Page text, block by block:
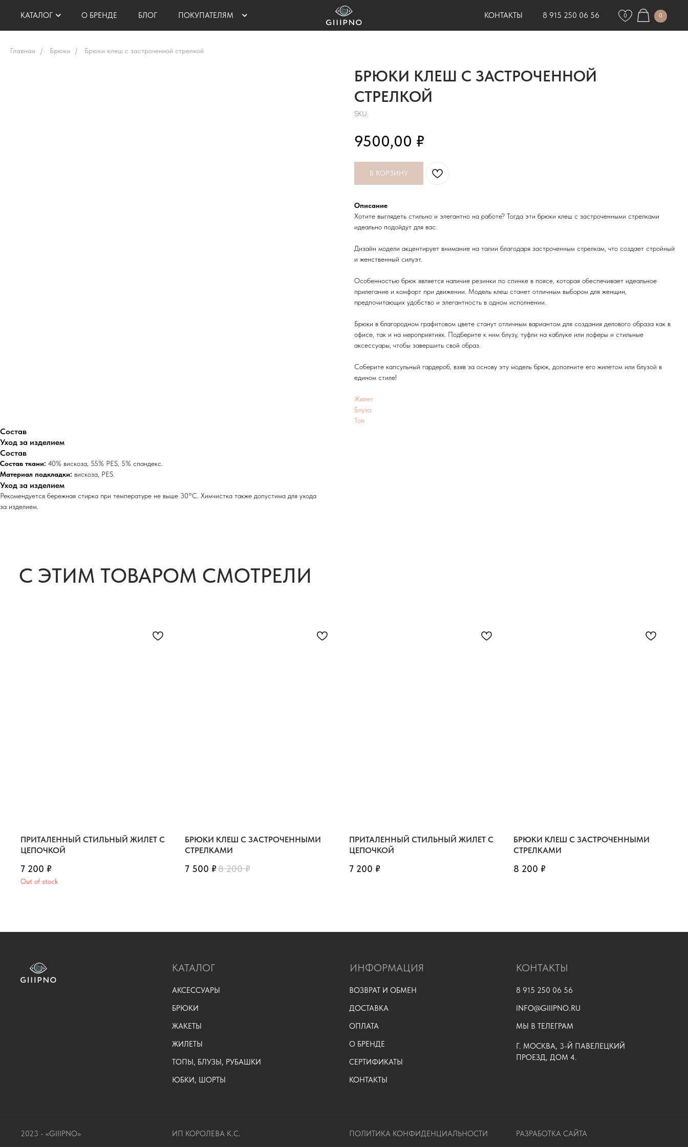
КАТАЛОГ О БРЕНДЕ ПОКУПАТЕЛЯМ 0
8 915 250 06 56
КОНТАКТЫ 0
БЛОГ
Главная / Брюки / Брюки клеш с застроченной стрелкой
АКСЕССУАРЫ
ЖИЛЕТЫДОСТАВКА И ОПЛАТА
БРЮКИ КЛЕШ С ЗАСТРОЧЕННОЙ
СТРЕЛКОЙ
SKU:
9500,00 ₽
В КОРЗИНУ
Описание
Хотите выглядеть стильно и элегантно на работе? Тогда эти брюки клеш с застроченными стрелками
идеально подойдут для вас.
Дизайн модели акцентирует внимание на талии благодаря застроченным стрелкам, что создает стройный
и женственный силуэт.
Особенностью брюк является наличие резинки по спинке в поясе, которая обеспечивает идеальное
прилегание и комфорт при движении. Модель клеш станет отличным выбором для женщин,
предпочитающих удобство и элегантность в одном исполнении.
Брюки в благородном графитовом цвете станут отличным вариантом для создания делового образа как в
офисе, так и на мероприятиях. Подберите к ним блузу, туфли на каблуке или лоферы и стильные
аксессуары, чтобы завершить свой образ.
Соберите капсульный гардероб, взяв за основу эту модель брюк, дополните его жилетом или блузой в
едином стиле!
Жилет
Блуза
Топ
Состав
Уход за изделием
Состав
Состав ткани: 40% вискоза, 55% PES, 5% спандекс.
Материал подкладки: вискоза, PES.
Уход за изделием
Рекомендуется бережная стирка при температуре не выше 30°C. Химчистка также допустима для ухода
за изделием.
С ЭТИМ ТОВАРОМ СМОТРЕЛИ
ПРИТАЛЕННЫЙ СТИЛЬНЫЙ ЖИЛЕТ С
ЦЕПОЧКОЙ
7 200 ₽
Out of stock
БРЮКИ КЛЕШ С ЗАСТРОЧЕННЫМИ
СТРЕЛКАМИ
7 500 ₽8 200 ₽
ПРИТАЛЕННЫЙ СТИЛЬНЫЙ ЖИЛЕТ С
ЦЕПОЧКОЙ
7 200 ₽
БРЮКИ КЛЕШ С ЗАСТРОЧЕННЫМИ
СТРЕЛКАМИ
8 200 ₽
ИНФОРМАЦИЯ
ВОЗВРАТ И ОБМЕН
ДОСТАВКА
ОПЛАТА
О БРЕНДЕ
СЕРТИФИКАТЫ
КОНТАКТЫ
8 915 250 06 56
INFO@GIIIPNO.RU
Г. МОСКВА, 3-Й ПАВЕЛЕЦКИЙ
ПРОЕЗД, ДОМ 4.
КАТАЛОГ
АКСЕССУАРЫ
БРЮКИ
ЖАКЕТЫ
ЖИЛЕТЫ
ТОПЫ, БЛУЗЫ, РУБАШКИ
ЮБКИ, ШОРТЫ
МЫ В ТЕЛЕГРАМ
КОНТАКТЫ
2023 - «GIIIPNO» РАЗРАБОТКА САЙТА
ПОЛИТИКА КОНФИДЕНЦИАЛЬНОСТИ
ИП КОРОЛЕВА К.С.